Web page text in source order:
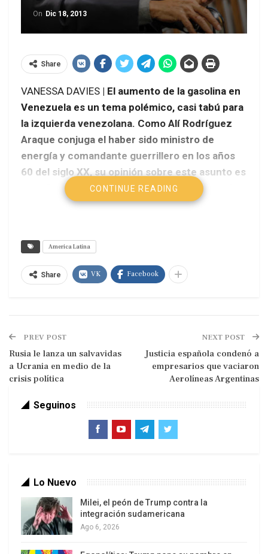
On Dic 18, 2013
Share
VANESSA DAVIES | El aumento de la gasolina en
Venezuela es un tema polémico, casi tabú para
la izquierda venezolana. Como Alí Rodríguez
Araque conjuga el haber sido ministro de
energía y comandante guerrillero en los años
60 del siglo XX, su opinión sobre este asunto es
un referente para quienes consideran que el
combustible no se debe tocar ni con el pétalo
de Venezuela (Pdvsa) en su procesamiento.
Correo del Orinoco
“El término de justo es muy relativo, lo mínimo
para llevar el litro de gasolina a la estación de
servicio”, estimó el secretario general de la Unión
de Naciones Suramericanas (Unasur).
CONTINUE READING
America Latina
Share VK Facebook
PREV POST
Rusia le lanza un salvavidas
a Ucrania en medio de la
crisis política
NEXT POST
Justicia española condenó a
empresarios que vaciaron
Aerolíneas Argentinas
Seguinos
Lo Nuevo
Milei, el peón de Trump contra la
integración sudamericana
Ago 6, 2026